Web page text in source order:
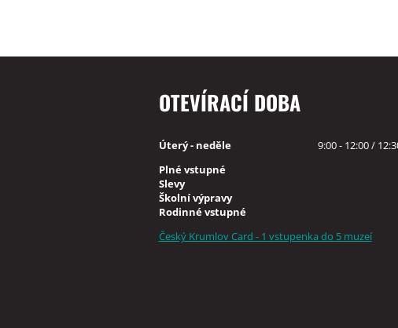
OTEVÍRACÍ DOBA
Úterý - neděle
9:00 - 12:00 /
Plné vstupné
Slevy
Školní výpravy
Rodinné vstupné
Český Krumlov Card - 1 vstupenka do 5 muzeí